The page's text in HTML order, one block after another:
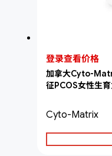
登录查看价格
加拿大Cyto-
征PCOS女性生
Cyto-Matrix